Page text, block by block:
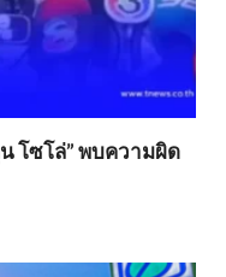
โซโล่” พบความผิด